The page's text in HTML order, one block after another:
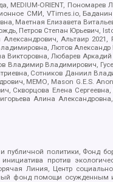
MEDIUM-ORIENT, Пономарев
СМИ, VTimes.io,
Маетная Елизавета
Петров Степан Юрьевич,
Альтаир
Лютов
Викторовна, Любарев
Владимир Владимирович,
Сотников Даниил
МЕМО, Mason G.E.S.
Скворцова Елена
Алина Александровна,
политики, Фонд
против
Линия, Центр
фонд помощи